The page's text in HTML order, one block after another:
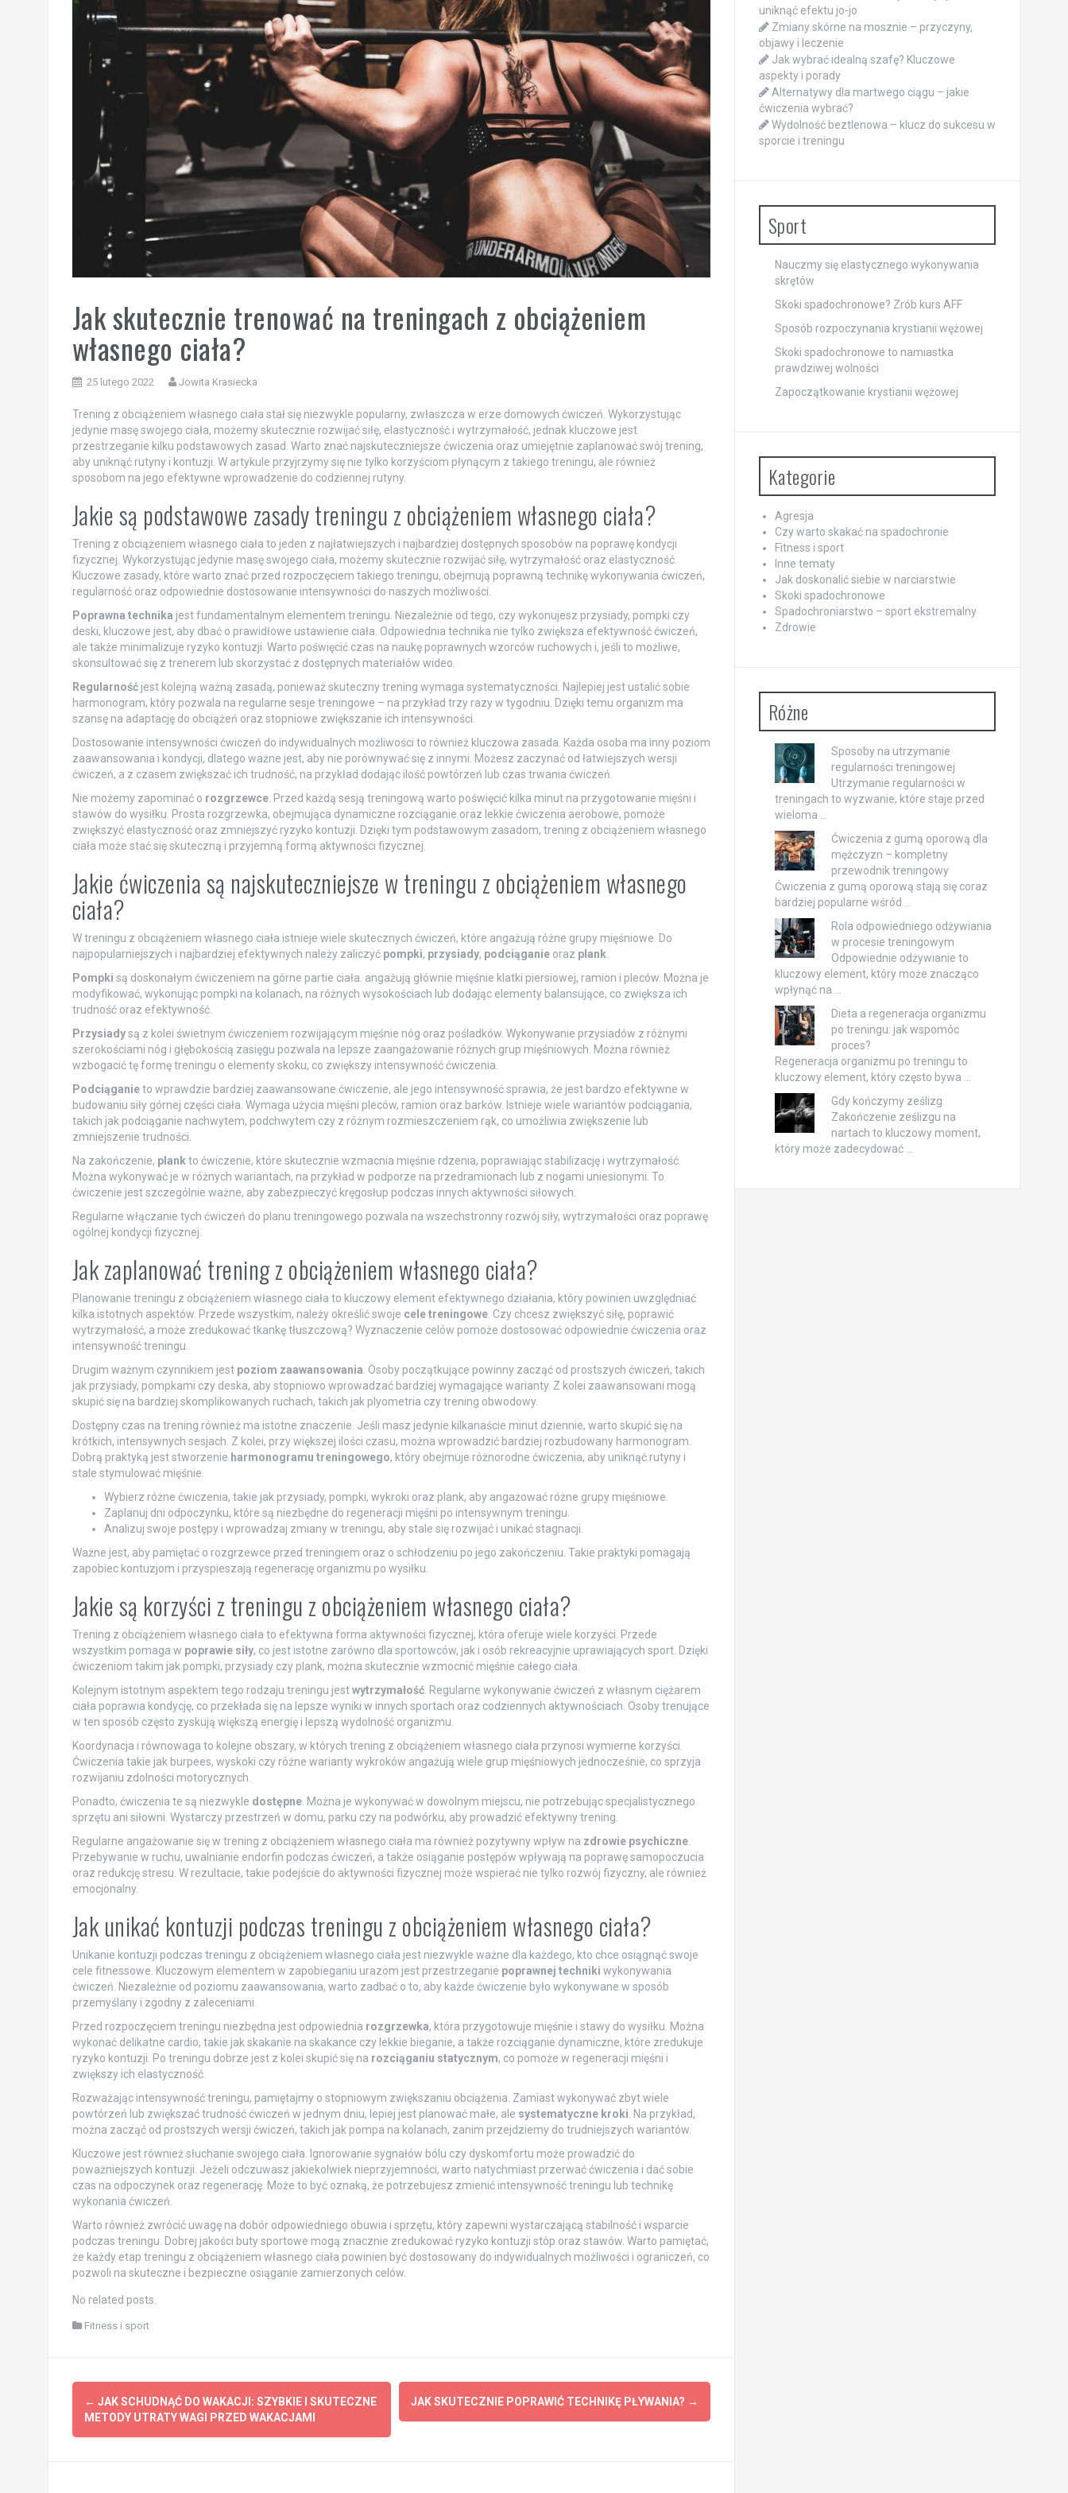
Jak skutecznie trenować na treningach z obciążeniem
własnego ciała?
25 lutego 2022 Jowita Krasiecka
Trening z obciążeniem własnego ciała stał się niezwykle popularny, zwłaszcza w erze domowych ćwiczeń. Wykorzystując
jedynie masę swojego ciała, możemy skutecznie rozwijać siłę, elastyczność i wytrzymałość, jednak kluczowe jest
przestrzeganie kilku podstawowych zasad. Warto znać najskuteczniejsze ćwiczenia oraz umiejętnie zaplanować swój trening,
aby uniknąć rutyny i kontuzji. W artykule przyjrzymy się nie tylko korzyściom płynącym z takiego treningu, ale również
sposobom na jego efektywne wprowadzenie do codziennej rutyny.
Jakie są podstawowe zasady treningu z obciążeniem własnego ciała?
Trening z obciążeniem własnego ciała to jeden z najłatwiejszych i najbardziej dostępnych sposobów na poprawę kondycji
fizycznej. Wykorzystując jedynie masę swojego ciała, możemy skutecznie rozwijać siłę, wytrzymałość oraz elastyczność.
Kluczowe zasady, które warto znać przed rozpoczęciem takiego treningu, obejmują poprawną technikę wykonywania ćwiczeń,
regularność oraz odpowiednie dostosowanie intensywności do naszych możliwości.
Poprawna technika jest fundamentalnym elementem treningu. Niezależnie od tego, czy wykonujesz przysiady, pompki czy
deski, kluczowe jest, aby dbać o prawidłowe ustawienie ciała. Odpowiednia technika nie tylko zwiększa efektywność ćwiczeń,
ale także minimalizuje ryzyko kontuzji. Warto poświęcić czas na naukę poprawnych wzorców ruchowych i, jeśli to możliwe,
skonsultować się z trenerem lub skorzystać z dostępnych materiałów wideo.
Regularnośćjest kolejną ważną zasadą, ponieważ skuteczny trening wymaga systematyczności. Najlepiej jest ustalić sobie
harmonogram, który pozwala na regularne sesje treningowe – na przykład trzy razy w tygodniu. Dzięki temu organizm ma
szansę na adaptację do obciążeń oraz stopniowe zwiększanie ich intensywności.
Dostosowanie intensywności ćwiczeń do indywidualnych możliwości to również kluczowa zasada. Każda osoba ma inny poziom
zaawansowania i kondycji, dlatego ważne jest, aby nie porównywać się z innymi. Możesz zaczynać od łatwiejszych wersji
ćwiczeń, a z czasem zwiększać ich trudność, na przykład dodając ilość powtórzeń lub czas trwania ćwiczeń.
Nie możemy zapominać o rozgrzewce. Przed każdą sesją treningową warto poświęcić kilka minut na przygotowanie mięśni i
stawów do wysiłku. Prosta rozgrzewka, obejmująca dynamiczne rozciąganie oraz lekkie ćwiczenia aerobowe, pomoże
zwiększyć elastyczność oraz zmniejszyć ryzyko kontuzji. Dzięki tym podstawowym zasadom, trening z obciążeniem własnego
ciała może stać się skuteczną i przyjemną formą aktywności fizycznej.
Jakie ćwiczenia są najskuteczniejsze w treningu z obciążeniem własnego
ciała?
W treningu z obciążeniem własnego ciała istnieje wiele skutecznych ćwiczeń, które angażują różne grupy mięśniowe. Do
najpopularniejszych i najbardziej efektywnych należy zaliczyć pompki, przysiady, podciąganieoraz plank.
Pompki są doskonałym ćwiczeniem na górne partie ciała. angażują głównie mięśnie klatki piersiowej, ramion i pleców. Można je
modyfikować, wykonując pompki na kolanach, na różnych wysokościach lub dodając elementy balansujące, co zwiększa ich
trudność oraz efektywność.
Przysiadysą z kolei świetnym ćwiczeniem rozwijającym mięśnie nóg oraz pośladków. Wykonywanie przysiadów z różnymi
szerokościami nóg i głębokością zasięgu pozwala na lepsze zaangażowanie różnych grup mięśniowych. Można również
wzbogacić tę formę treningu o elementy skoku, co zwiększy intensywność ćwiczenia.
Podciąganieto wprawdzie bardziej zaawansowane ćwiczenie, ale jego intensywność sprawia, że jest bardzo efektywne w
budowaniu siły górnej części ciała. Wymaga użycia mięśni pleców, ramion oraz barków. Istnieje wiele wariantów podciągania,
takich jak podciąganie nachwytem, podchwytem czy z różnym rozmieszczeniem rąk, co umożliwia zwiększenie lub
zmniejszenie trudności.
Na zakończenie, plankto ćwiczenie, które skutecznie wzmacnia mięśnie rdzenia, poprawiając stabilizację i wytrzymałość.
Można wykonywać je w różnych wariantach, na przykład w podporze na przedramionach lub z nogami uniesionymi. To
ćwiczenie jest szczególnie ważne, aby zabezpieczyć kręgosłup podczas innych aktywności siłowych.
Regularne włączanie tych ćwiczeń do planu treningowego pozwala na wszechstronny rozwój siły, wytrzymałości oraz poprawę
ogólnej kondycji fizycznej.
Jak zaplanować trening z obciążeniem własnego ciała?
Planowanie treningu z obciążeniem własnego ciała to kluczowy element efektywnego działania, który powinien uwzględniać
kilka istotnych aspektów. Przede wszystkim, należy określić swoje cele treningowe. Czy chcesz zwiększyć siłę, poprawić
wytrzymałość, a może zredukować tkankę tłuszczową? Wyznaczenie celów pomoże dostosować odpowiednie ćwiczenia oraz
intensywność treningu.
Drugim ważnym czynnikiem jest poziom zaawansowania . Osoby początkujące powinny zacząć od prostszych ćwiczeń, takich
jak przysiady, pompkami czy deska, aby stopniowo wprowadzać bardziej wymagające warianty. Z kolei zaawansowani mogą
skupić się na bardziej skomplikowanych ruchach, takich jak plyometria czy trening obwodowy.
Dostępny czas na trening również ma istotne znaczenie. Jeśli masz jedynie kilkanaście minut dziennie, warto skupić się na
krótkich, intensywnych sesjach. Z kolei, przy większej ilości czasu, można wprowadzić bardziej rozbudowany harmonogram.
Dobrą praktyką jest stworzenie harmonogramu treningowego, który obejmuje różnorodne ćwiczenia, aby uniknąć rutyny i
stale stymulować mięśnie.
Wybierz różne ćwiczenia, takie jak przysiady, pompki, wykroki oraz plank, aby angażować różne grupy mięśniowe.
Zaplanuj dni odpoczynku, które są niezbędne do regeneracji mięśni po intensywnym treningu.
Analizuj swoje postępy i wprowadzaj zmiany w treningu, aby stale się rozwijać i unikać stagnacji.
Ważne jest, aby pamiętać o rozgrzewce przed treningiem oraz o schłodzeniu po jego zakończeniu. Takie praktyki pomagają
zapobiec kontuzjom i przyspieszają regenerację organizmu po wysiłku.
Jakie są korzyści z treningu z obciążeniem własnego ciała?
Trening z obciążeniem własnego ciała to efektywna forma aktywności fizycznej, która oferuje wiele korzyści. Przede
wszystkim pomaga w poprawie siły, co jest istotne zarówno dla sportowców, jak i osób rekreacyjnie uprawiających sport. Dzięki
ćwiczeniom takim jak pompki, przysiady czy plank, można skutecznie wzmocnić mięśnie całego ciała.
Kolejnym istotnym aspektem tego rodzaju treningu jestwytrzymałość. Regularne wykonywanie ćwiczeń z własnym ciężarem
ciała poprawia kondycję, co przekłada się na lepsze wyniki w innych sportach oraz codziennych aktywnościach. Osoby trenujące
w ten sposób często zyskują większą energię i lepszą wydolność organizmu.
Koordynacja i równowaga to kolejne obszary, w których trening z obciążeniem własnego ciała przynosi wymierne korzyści.
Ćwiczenia takie jak burpees, wyskoki czy różne warianty wykroków angażują wiele grup mięśniowych jednocześnie, co sprzyja
rozwijaniu zdolności motorycznych.
Ponadto, ćwiczenia te są niezwykle dostępne. Można je wykonywać w dowolnym miejscu, nie potrzebując specjalistycznego
sprzętu ani siłowni. Wystarczy przestrzeń w domu, parku czy na podwórku, aby prowadzić efektywny trening.
Regularne angażowanie się w trening z obciążeniem własnego ciała ma również pozytywny wpływ na zdrowie psychiczne.
Przebywanie w ruchu, uwalnianie endorfin podczas ćwiczeń, a także osiąganie postępów wpływają na poprawę samopoczucia
oraz redukcję stresu. W rezultacie, takie podejście do aktywności fizycznej może wspierać nie tylko rozwój fizyczny, ale również
emocjonalny.
Jak unikać kontuzji podczas treningu z obciążeniem własnego ciała?
Unikanie kontuzji podczas treningu z obciążeniem własnego ciała jest niezwykle ważne dla każdego, kto chce osiągnąć swoje
cele fitnessowe. Kluczowym elementem w zapobieganiu urazom jest przestrzeganie poprawnej techniki wykonywania
ćwiczeń. Niezależnie od poziomu zaawansowania, warto zadbać o to, aby każde ćwiczenie było wykonywane w sposób
przemyślany i zgodny z zaleceniami.
Przed rozpoczęciem treningu niezbędna jest odpowiednia rozgrzewka, która przygotowuje mięśnie i stawy do wysiłku. Można
wykonać delikatne cardio, takie jak skakanie na skakance czy lekkie bieganie, a także rozciąganie dynamiczne, które zredukuje
ryzyko kontuzji. Po treningu dobrze jest z kolei skupić się na rozciąganiu statycznym, co pomoże w regeneracji mięśni i
zwiększy ich elastyczność.
Rozważając intensywność treningu, pamiętajmy o stopniowym zwiększaniu obciążenia. Zamiast wykonywać zbyt wiele
powtórzeń lub zwiększać trudność ćwiczeń w jednym dniu, lepiej jest planować małe, ale systematyczne kroki . Na przykład,
można zacząć od prostszych wersji ćwiczeń, takich jak pompa na kolanach, zanim przejdziemy do trudniejszych wariantów.
Kluczowe jest również słuchanie swojego ciała. Ignorowanie sygnałów bólu czy dyskomfortu może prowadzić do
poważniejszych kontuzji. Jeżeli odczuwasz jakiekolwiek nieprzyjemności, warto natychmiast przerwać ćwiczenia i dać sobie
czas na odpoczynek oraz regenerację. Może to być oznaką, że potrzebujesz zmienić intensywność treningu lub technikę
wykonania ćwiczeń.
Warto również zwrócić uwagę na dobór odpowiedniego obuwia i sprzętu, który zapewni wystarczającą stabilność i wsparcie
podczas treningu. Dobrej jakości buty sportowe mogą znacznie zredukować ryzyko kontuzji stóp oraz stawów. Warto pamiętać,
że każdy etap treningu z obciążeniem własnego ciała powinien być dostosowany do indywidualnych możliwości i ograniczeń, co
pozwoli na skuteczne i bezpieczne osiąganie zamierzonych celów.
No related posts.
Fitness i sport
Post
navigation
← JAK SCHUDNĄĆ DO WAKACJI: SZYBKIE I SKUTECZNE
METODY UTRATY WAGI PRZED WAKACJAMI
JAK SKUTECZNIE POPRAWIĆ TECHNIKĘ PŁYWANIA? →
uniknąć efektu jo-jo
Zmiany skórne na mosznie – przyczyny,
objawy i leczenie
Jak wybrać idealną szafę? Kluczowe
aspekty i porady
Alternatywy dla martwego ciągu – jakie
ćwiczenia wybrać?
Wydolność beztlenowa – klucz do sukcesu w
sporcie i treningu
Sport
Nauczmy się elastycznego wykonywania
skrętów
Skoki spadochronowe? Zrób kurs AFF
Sposób rozpoczynania krystianii wężowej
Skoki spadochronowe to namiastka
prawdziwej wolności
Zapoczątkowanie krystianii wężowej
Kategorie
Agresja
Czy warto skakać na spadochronie
Fitness i sport
Inne tematy
Jak doskonalić siebie w narciarstwie
Skoki spadochronowe
Spadochroniarstwo – sport ekstremalny
Zdrowie
Różne
Sposoby na utrzymanie
regularności treningowej
Utrzymanie regularności w
treningach to wyzwanie, które staje przed
wieloma …
Ćwiczenia z gumą oporową dla
mężczyzn – kompletny
przewodnik treningowy
Ćwiczenia z gumą oporową stają się coraz
bardziej popularne wśród …
Rola odpowiedniego odżywiania
w procesie treningowym
Odpowiednie odżywianie to
kluczowy element, który może znacząco
wpłynąć na …
Dieta a regeneracja organizmu
po treningu: jak wspomóc
proces?
Regeneracja organizmu po treningu to
kluczowy element, który często bywa …
Gdy kończymy ześlizg
Zakończenie ześlizgu na
nartach to kluczowy moment,
który może zadecydować …